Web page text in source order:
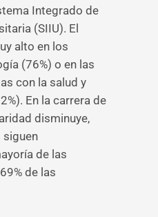
Integrado de
(SIIU). El
alto en los
(76%) o en las
con la salud y
En la carrera de
disminuye,
siguen
de las
de las